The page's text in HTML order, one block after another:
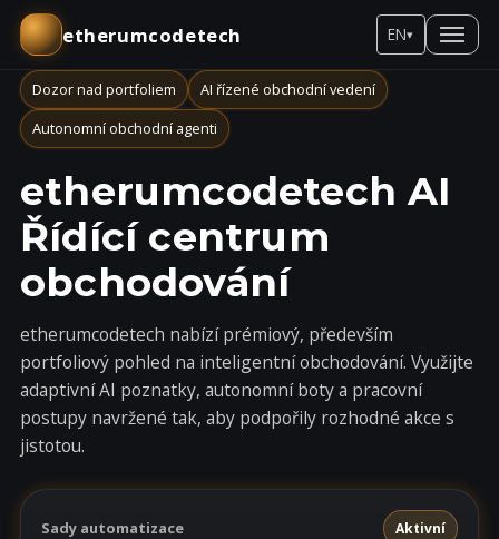
etherumcodetech EN▾
Dozor nad portfoliem
AI řízené obchodní vedení
Autonomní obchodní agenti
etherumcodetech AI
Řídící centrum
obchodování
etherumcodetech nabízí prémiový, především
portfoliový pohled na inteligentní obchodování. Využijte
adaptivní AI poznatky, autonomní boty a pracovní
postupy navržené tak, aby podpořily rozhodné akce s
jistotou.
Sady automatizace Aktivní